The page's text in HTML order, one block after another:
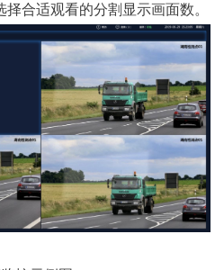
合适观看的分割显示画面数。